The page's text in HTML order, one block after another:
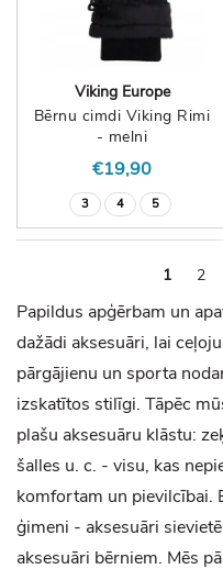
Viking Europe
Bērnu cimdi Viking Rimi
- melni
€19,90
3 4 5
1 2
Papildus apģērbam un
dažādi aksesuāri, lai
pārgājienu un sporta
izskatītos stilīgi. Tāpēc
plašu aksesuāru klāstu:
šalles u. c. - visu, kas
komfortam un pievilcībai.
ģimeni - aksesuāri
aksesuāri bērniem. Mēs